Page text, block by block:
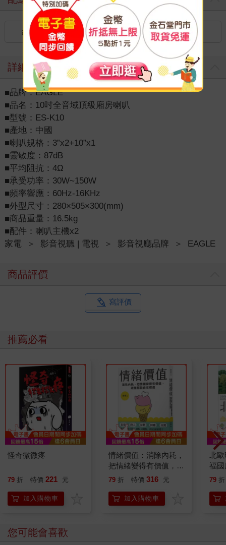
台灣 國內宅配：本島（廠商出貨）
詳細資料
■品牌：EAGLE
■品名：10吋全音域頂級廂房喇叭
■型號：ES-K10
■產地：中國
■喇叭規格：3”x2+10”x1
■靈敏度：87dB
■平均阻抗：4Ω
■承受功率：30W~150W
■頻率響應：60Hz-16KHz
■外型尺寸：280×505×300(mm)
■商品重量：16.5kg
■配件：喇叭主機x2
家電
＞ 影音視聽 | 電視 ＞ 影音視廳品牌 ＞ EAGLE
商品評價
寫評價
推薦必看
怪奇微微疼
79 折 特價 221 元
加入購物車
情緒價值：消除內耗，
把情緒變得有價值，跟
誰都能自在相處
79 折 特價 316 元
加入購物車
北
福
79 折
您可能會喜歡